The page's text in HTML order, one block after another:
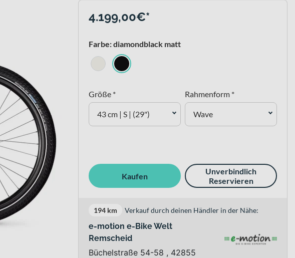
4.199,00€*
Farbe: diamondblack matt
Größe *
43 cm | S | (29")
Rahmenform *
Wave
Kaufen
Unverbindlich
Reservieren
194 km Verkauf durch deinen Händler in der Nähe:
e-motion e-Bike Welt
Remscheid
Büchelstraße 54-58 , 42855